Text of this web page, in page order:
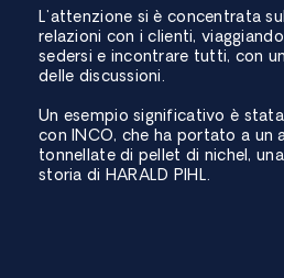
L'attenzione si è concentrata
relazioni con i clienti,
sedersi e incontrare tutti, con
delle discussioni.
Un esempio significativo è
con INCO, che ha portato a un
tonnellate di pellet di nichel,
storia di HARALD PIHL.